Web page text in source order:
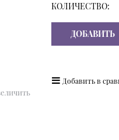
КОЛИЧЕСТВО:
ДОБАВИТЬ
Добавить в